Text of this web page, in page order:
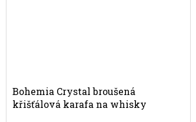
Bohemia Crystal broušená
křišťálová karafa na whisky